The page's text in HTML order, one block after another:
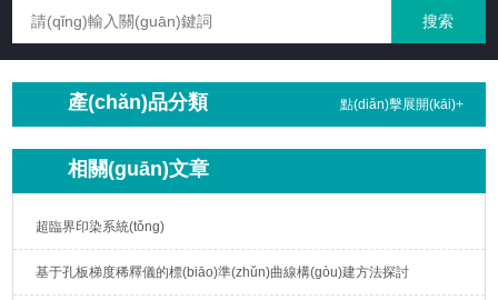
產(chǎn)品分類 點(diǎn)擊展開(kāi)+
相關(guān)文章
超臨界印染系統(tǒng)
基于孔板梯度稀釋儀的標(biāo)準(zhǔn)曲線構(gòu)建方法探討